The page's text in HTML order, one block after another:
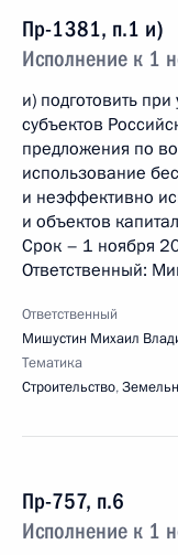
Пр-1381, п.1 и)
Исполнение к 1
и) подготовить
субъектов
предложения по
использование
и неэффективно
и объектов
Срок – 1 ноября
Ответственный:
Ответственный
Мишустин Михаил
Тематика
Строительство,
Пр-757, п.6
Исполнение к 1